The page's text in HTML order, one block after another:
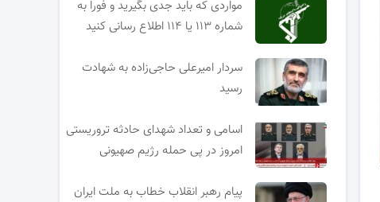
مواردی که باید جدی بگیرید و فورا به
شماره ۱۱۳ یا ۱۱۴ اطلاع رسانی کنید
سردار امیرعلی حاجی‌زاده به شهادت
رسید
اسامی و تعداد شهدای حادثه تروریستی
امروز در پی حمله رژیم صهیونی
پیام رهبر انقلاب خطاب به ملت ایران